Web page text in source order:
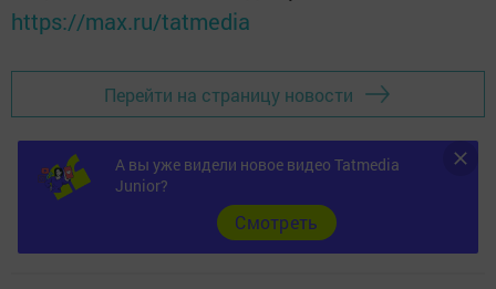
https://max.ru/tatmedia
Перейти на страницу новости
А вы уже видели новое видео Tatmedia
Junior?
Cмотреть